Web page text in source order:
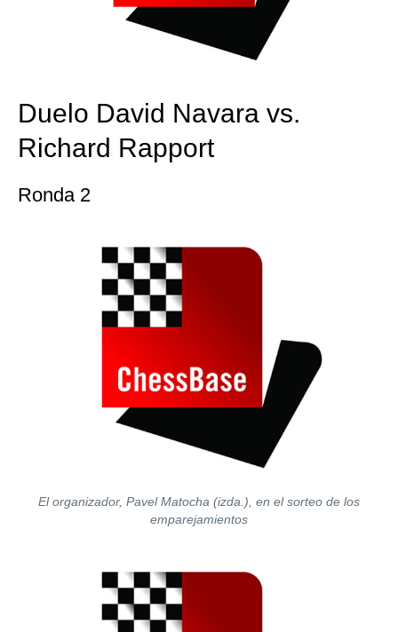
Duelo David Navara vs.
Richard Rapport
Ronda 2
El organizador, Pavel Matocha (izda.), en el sorteo de los
emparejamientos